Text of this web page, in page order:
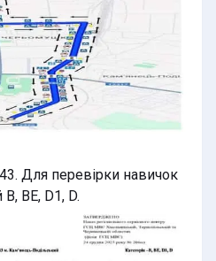
Для перевірки навичок
BE, D1, D.